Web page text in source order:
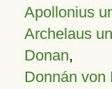
Apollonius
Archelaus
Donan,
Donnán von